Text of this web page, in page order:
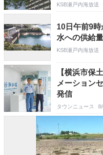
KSB瀬戸内海放送
10日午前9
水への供給
KSB瀬戸内海放送
【横浜市保
メーション
発信
タウンニュース